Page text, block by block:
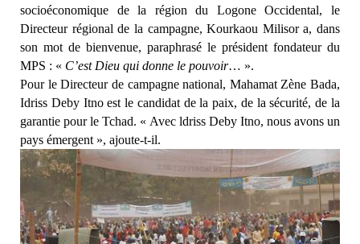
socioéconomique de la région du Logone Occidental, le
Directeur régional de la campagne, Kourkaou Milisor a, dans
son mot de bienvenue, paraphrasé le président fondateur du
MPS : « C’est Dieu qui donne le pouvoir… ».
Pour le Directeur de campagne national, Mahamat Zène Bada,
Idriss Deby Itno est le candidat de la paix, de la sécurité, de la
garantie pour le Tchad. « Avec ldriss Deby Itno, nous avons un
pays émergent », ajoute-t-il.